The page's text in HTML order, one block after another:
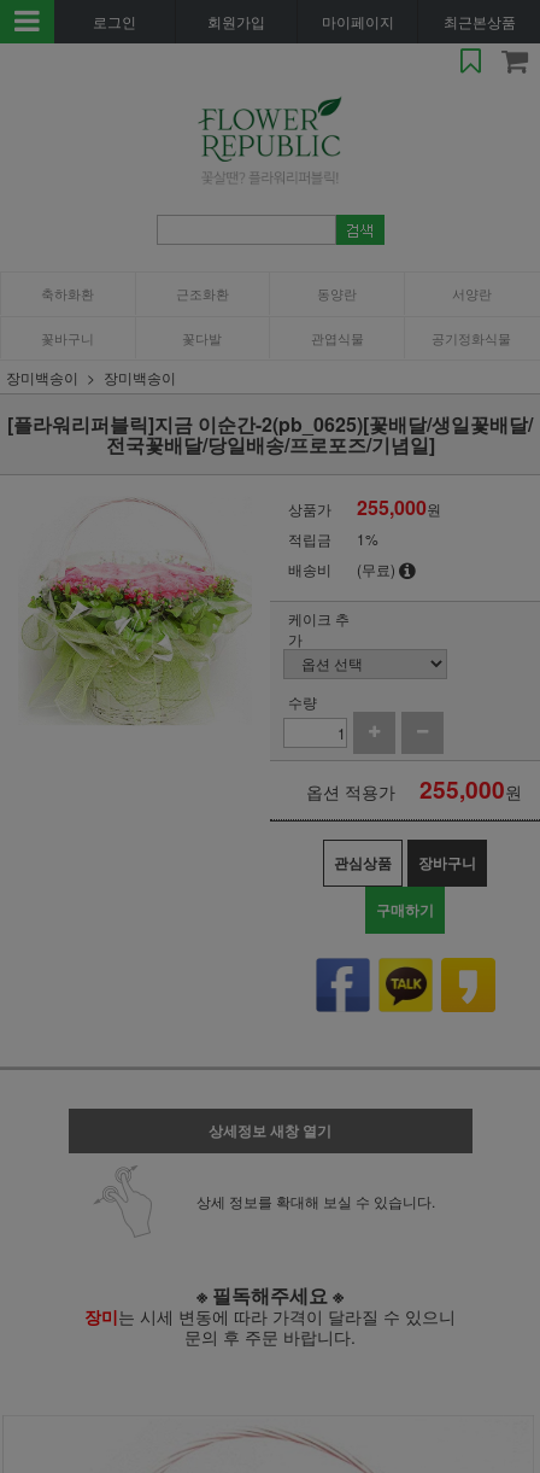
로그인 회원가입 마이페이지 최근본상품
축하화환 근조화환 동양란 서양란
꽃바구니 꽃다발 관엽식물 공기정화식물
장미백송이 장미백송이
[플라워리퍼블릭]지금 이순간-2(pb_0625)[꽃배달/생일꽃배달/
전국꽃배달/당일배송/프로포즈/기념일]
상품가 255,000원
적립금
1%
배송비
(무료)
케이크 추
가
수량
옵션 적용가 255,000원
관심상품 장바구니
구매하기
상세정보 새창 열기
상세 정보를 확대해 보실 수 있습니다.
※ 필독해주세요 ※
장미는 시세 변동에 따라 가격이 달라질 수 있으니
문의 후 주문 바랍니다.